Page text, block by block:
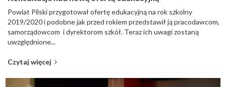
Powiat Pilski przygotował ofertę edukacyjną na rok szkolny
2019/2020 i podobne jak przed rokiem przedstawił ją pracodawcom,
samorządowcom i dyrektorom szkół. Teraz ich uwagi zostaną
uwzględnione...
Czytaj więcej